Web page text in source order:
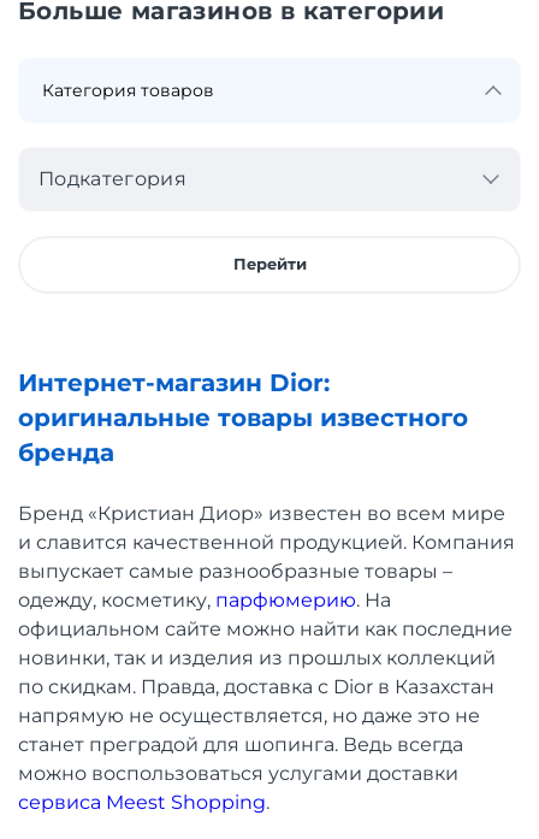
Больше магазинов в категории
Подкатегория
Перейти
Интернет-магазин Dior:
оригинальные товары известного
бренда
Бренд «Кристиан Диор» известен во всем мире
и славится качественной продукцией. Компания
выпускает самые разнообразные товары –
одежду, косметику, парфюмерию. На
официальном сайте можно найти как последние
новинки, так и изделия из прошлых коллекций
по скидкам. Правда, доставка с Dior в Казахстан
напрямую не осуществляется, но даже это не
станет преградой для шопинга. Ведь всегда
можно воспользоваться услугами доставки
сервиса Meest Shopping.